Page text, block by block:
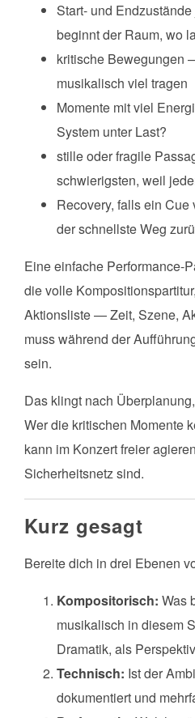
Start- und
beginnt der Raum, wo
kritische Bewegungen
musikalisch viel tragen
Momente mit viel
System unter Last?
stille oder fragile
schwierigsten, weil
Recovery, falls ein
der schnellste Weg
Eine einfache Performance-
die volle
Aktionsliste — Zeit, Szene,
muss während der
sein.
Das klingt nach
Wer die kritischen Momente
kann im Konzert freier
Sicherheitsnetz sind.
Kurz gesagt
Bereite dich in drei Ebenen
Kompositorisch: Was
musikalisch in diesem
Dramatik, als
Technisch: Ist der
dokumentiert und